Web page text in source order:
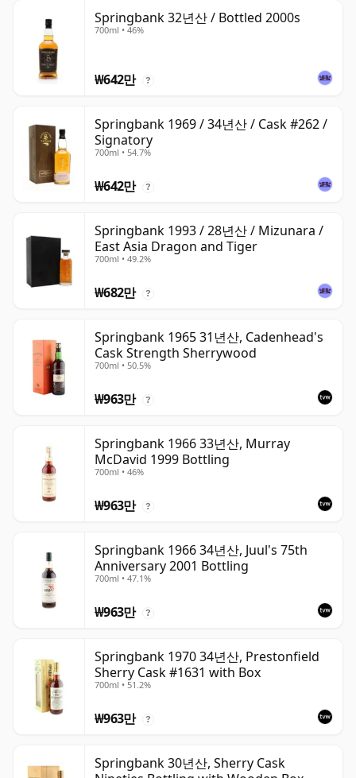
Springbank 32년산 / Bottled 2000s
700ml • 46%
₩642만 ?
Springbank 1969 / 34년산 / Cask #262 /
Signatory
700ml • 54.7%
₩642만 ?
Springbank 1993 / 28년산 / Mizunara /
East Asia Dragon and Tiger
700ml • 49.2%
₩682만 ?
Springbank 1965 31년산, Cadenhead's
Cask Strength Sherrywood
700ml • 50.5%
₩963만 ?
Springbank 1966 33년산, Murray
McDavid 1999 Bottling
700ml • 46%
₩963만 ?
Springbank 1966 34년산, Juul's 75th
Anniversary 2001 Bottling
700ml • 47.1%
₩963만 ?
Springbank 1970 34년산, Prestonfield
Sherry Cask #1631 with Box
700ml • 51.2%
₩963만 ?
Springbank 30년산, Sherry Cask